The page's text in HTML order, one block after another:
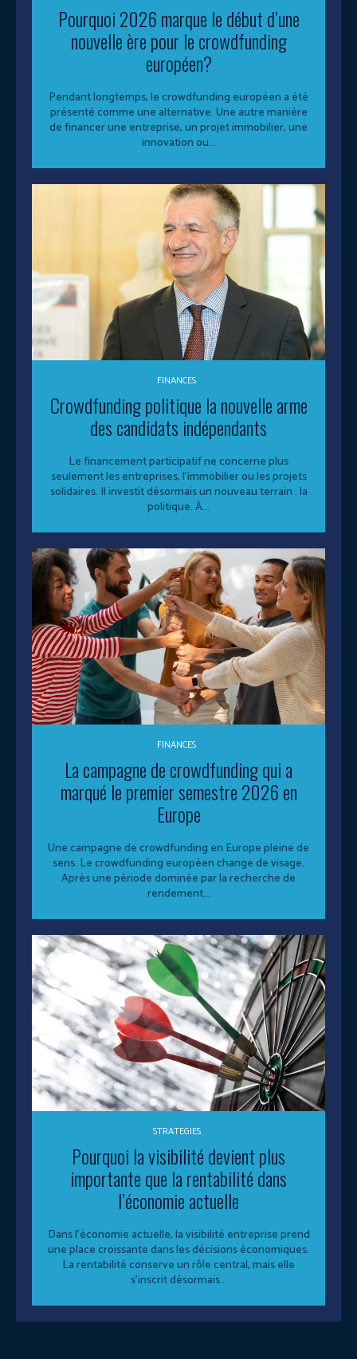
Pourquoi 2026 marque le début d’une
nouvelle ère pour le crowdfunding
européen?
Pendant longtemps, le crowdfunding européen a été
présenté comme une alternative. Une autre manière
de financer une entreprise, un projet immobilier, une
innovation ou...
FINANCES
Crowdfunding politique la nouvelle arme
des candidats indépendants
Le financement participatif ne concerne plus
seulement les entreprises, l’immobilier ou les projets
solidaires. Il investit désormais un nouveau terrain : la
politique. À...
FINANCES
La campagne de crowdfunding qui a
marqué le premier semestre 2026 en
Europe
Une campagne de crowdfunding en Europe pleine de
sens. Le crowdfunding européen change de visage.
Après une période dominée par la recherche de
rendement...
STRATEGIES
Pourquoi la visibilité devient plus
importante que la rentabilité dans
l’économie actuelle
Dans l’économie actuelle, la visibilité entreprise prend
une place croissante dans les décisions économiques.
La rentabilité conserve un rôle central, mais elle
s’inscrit désormais...